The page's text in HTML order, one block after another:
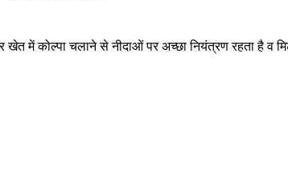
में कोल्पा चलाने से नीदाओं पर अच्छा नियंत्रण रहता है व